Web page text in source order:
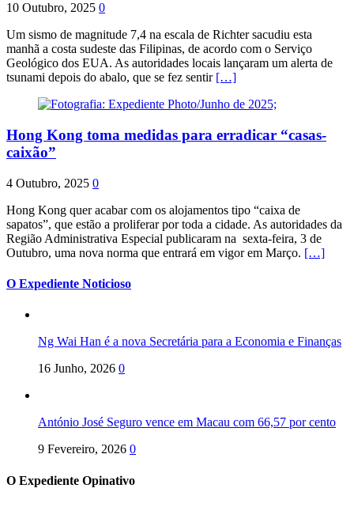
10 Outubro, 2025 0
Um sismo de magnitude 7,4 na escala de Richter sacudiu esta
manhã a costa sudeste das Filipinas, de acordo com o Serviço
Geológico dos EUA. As autoridades locais lançaram um alerta de
tsunami depois do abalo, que se fez sentir […]
Hong Kong toma medidas para erradicar “casas-
caixão”
4 Outubro, 2025 0
Hong Kong quer acabar com os alojamentos tipo “caixa de
sapatos”, que estão a proliferar por toda a cidade. As autoridades da
Região Administrativa Especial publicaram na sexta-feira, 3 de
Outubro, uma nova norma que entrará em vigor em Março. […]
O Expediente Noticioso
Ng Wai Han é a nova Secretária para a Economia e Finanças
16 Junho, 2026 0
António José Seguro vence em Macau com 66,57 por cento
9 Fevereiro, 2026 0
O Expediente Opinativo